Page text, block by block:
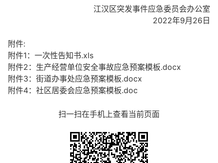
江汉区突发事件应急委员会办公室
2022年9月26日
附件:
附件1：一次性告知书.xls
附件2：生产经营单位安全事故应急预案模板.docx
附件3：街道办事处应急预案模板.docx
附件4：社区居委会应急预案模板.doc
扫一扫在手机上查看当前页面